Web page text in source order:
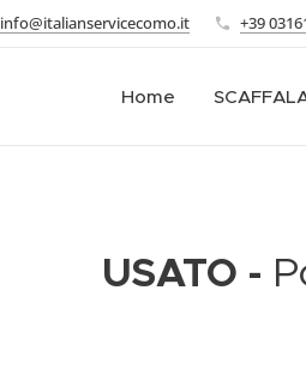
info@italianservicecomo.it +39
Home
USATO -